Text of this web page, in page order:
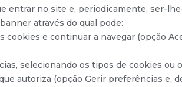
entrar no site e, periodicamente, ser-
através do qual pode:
cookies e continuar a navegar (opção
selecionando os tipos de cookies ou
autoriza (opção Gerir preferências e,